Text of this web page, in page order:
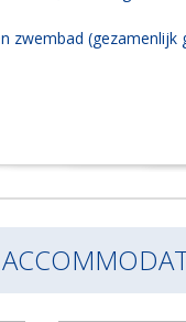
zwembad (gezamenlijk